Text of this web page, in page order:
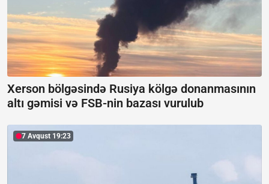
Xerson bölgəsində Rusiya kölgə donanmasının
altı gəmisi və FSB-nin bazası vurulub
7 Avqust 19:23